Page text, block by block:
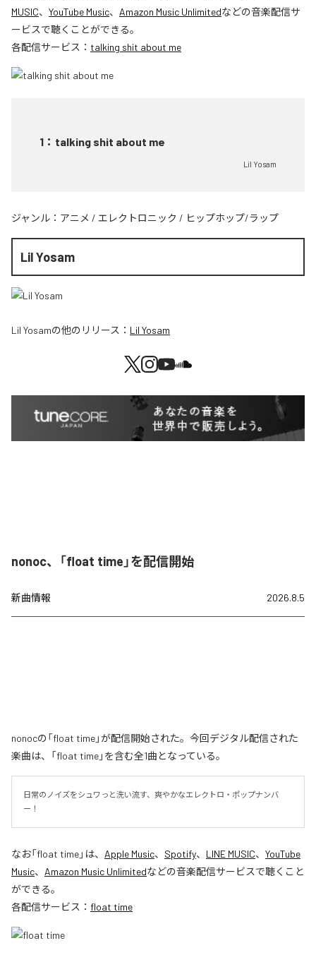
MUSIC、 YouTube Music、 Amazon Music Unlimitedなどの音楽配信サ
ービスで聴くことができる。
各配信サービス： talking shit about me
1 ： talking shit about me
Lil Yosam
ジャンル： アニメ / エレクトロニック / ヒップホップ/ラップ
Lil Yosam
Lil Yosamの他のリリース： Lil Yosam
nonoc、「float time」を配信開始
新曲情報 2026.8.5
nonocの「float time」が配信開始された。今回デジタル配信された
楽曲は、「float time」を含む全1曲となっている。
日常のノイズをシュワっと洗い流す、爽やかなエレクトロ・ポップナンバ
ー！
なお「float time」は、 Apple Music、 Spotify、 LINE MUSIC、 YouTube
Music、 Amazon Music Unlimitedなどの音楽配信サービスで聴くこと
ができる。
各配信サービス： float time